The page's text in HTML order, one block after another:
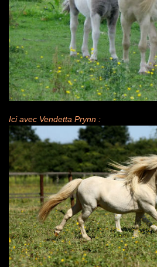
Ici avec Vendetta Prynn :